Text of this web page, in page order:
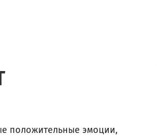
положительные эмоции,